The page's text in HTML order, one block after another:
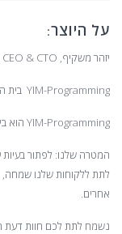
על היוצר:
יזהר משקיף, CEO & CTO ב-פירמת התוכנה YIM-Programming
YIM-Programming בית התוכנה מהמובילים בישראל.
YIM-Programming הוא בית תוכנה שמספק פתרונות לבעיות שונות של עסקים.
המטרה שלנו: לפתור בעיות
לתת ללקוחות שלנו
אחרים.
נשמח לתת לכם חוות דעת